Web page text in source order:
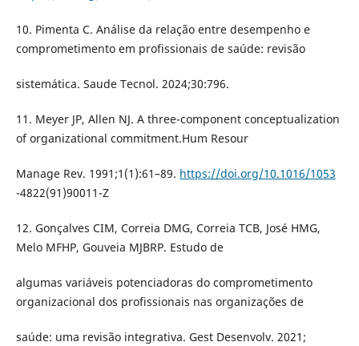
10. Pimenta C. Análise da relação entre desempenho e
comprometimento em profissionais de saúde: revisão
sistemática. Saude Tecnol. 2024;30:796.
11. Meyer JP, Allen NJ. A three-component conceptualization
of organizational commitment.Hum Resour
Manage Rev. 1991;1(1):61–89. https://doi.org/10.1016/1053
-4822(91)90011-Z
12. Gonçalves CIM, Correia DMG, Correia TCB, José HMG,
Melo MFHP, Gouveia MJBRP. Estudo de
algumas variáveis potenciadoras do comprometimento
organizacional dos profissionais nas organizações de
saúde: uma revisão integrativa. Gest Desenvolv. 2021;